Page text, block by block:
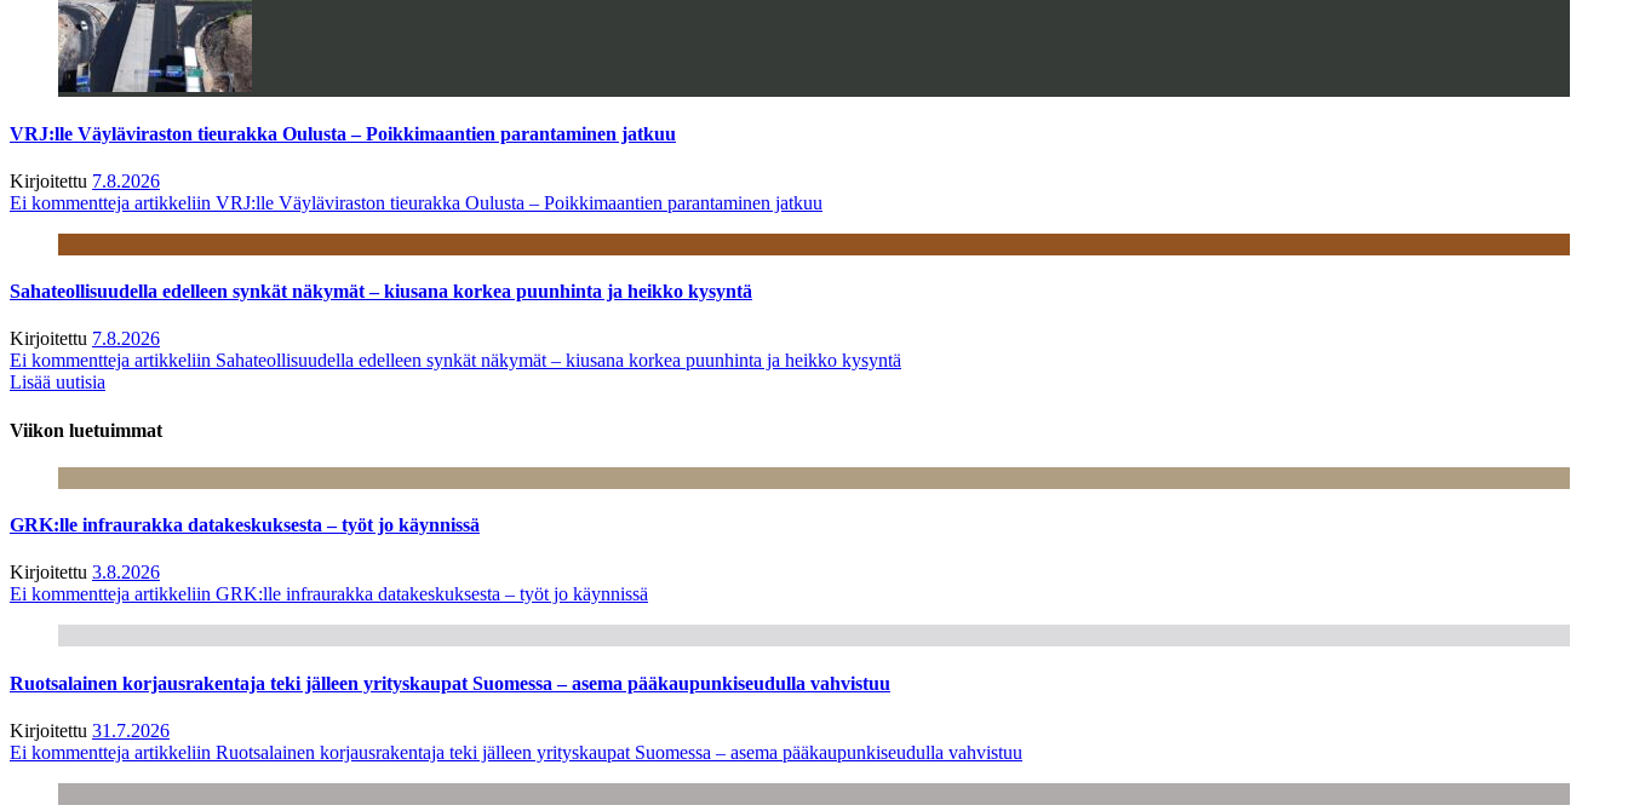
VRJ:lle Väyläviraston tieurakka Oulusta – Poikkimaantien parantaminen jatkuu
Kirjoitettu 7.8.2026
Ei kommentteja artikkeliin VRJ:lle Väyläviraston tieurakka Oulusta – Poikkimaantien parantaminen jatkuu
Sahateollisuudella edelleen synkät näkymät – kiusana korkea puunhinta ja heikko kysyntä
Kirjoitettu 7.8.2026
Ei kommentteja artikkeliin Sahateollisuudella edelleen synkät näkymät – kiusana korkea puunhinta ja heikko kysyntä
Lisää uutisia
Viikon luetuimmat
GRK:lle infraurakka datakeskuksesta – työt jo käynnissä
Kirjoitettu 3.8.2026
Ei kommentteja artikkeliin GRK:lle infraurakka datakeskuksesta – työt jo käynnissä
Ruotsalainen korjausrakentaja teki jälleen yrityskaupat Suomessa – asema pääkaupunkiseudulla vahvistuu
Kirjoitettu 31.7.2026
Ei kommentteja artikkeliin Ruotsalainen korjausrakentaja teki jälleen yrityskaupat Suomessa – asema pääkaupunkiseudulla vahvistuu